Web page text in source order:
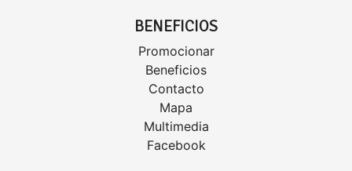
BENEFICIOS
Promocionar
Beneficios
Contacto
Mapa
Multimedia
Facebook